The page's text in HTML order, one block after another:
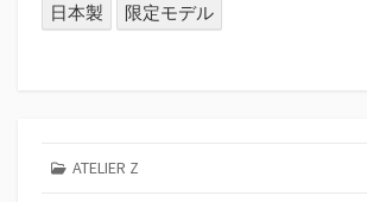
日本製
限定モデル
ATELIER Z